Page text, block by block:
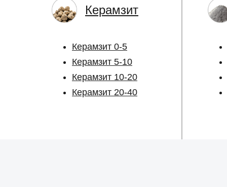
Керамзит
Керамзит 20-40
Керамзит 10-20
Керамзит 5-10
Керамзит 0-5